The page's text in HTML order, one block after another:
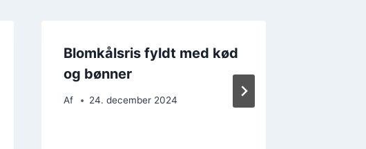
Blomkålsris fyldt med kød
og bønner
Af 24. december 2024